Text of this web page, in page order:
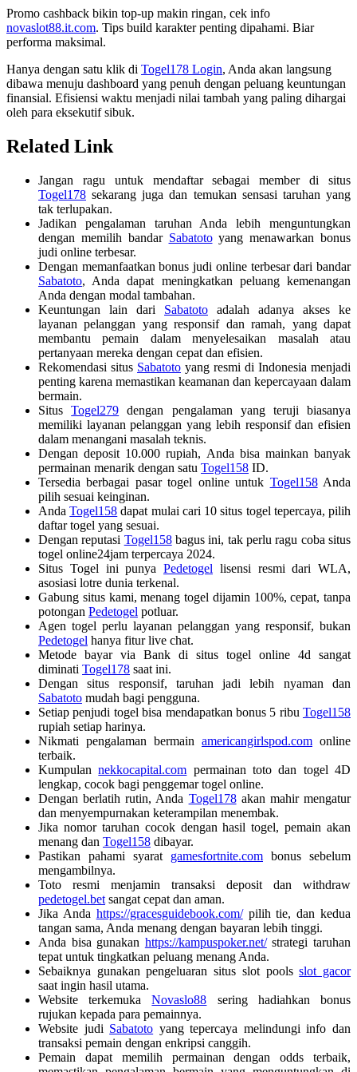
Promo cashback bikin top-up makin ringan, cek info
novaslot88.it.com. Tips build karakter penting dipahami. Biar
performa maksimal.
Hanya dengan satu klik di Togel178 Login, Anda akan langsung
dibawa menuju dashboard yang penuh dengan peluang keuntungan
finansial. Efisiensi waktu menjadi nilai tambah yang paling dihargai
oleh para eksekutif sibuk.
Related Link
Jangan ragu untuk mendaftar sebagai member di situs
Togel178 sekarang juga dan temukan sensasi taruhan yang
tak terlupakan.
Jadikan pengalaman taruhan Anda lebih menguntungkan
dengan memilih bandar Sabatotoyang menawarkan bonus
judi online terbesar.
Dengan memanfaatkan bonus judi online terbesar dari bandar
Sabatoto, Anda dapat meningkatkan peluang kemenangan
Anda dengan modal tambahan.
Keuntungan lain dari Sabatoto adalah adanya akses ke
layanan pelanggan yang responsif dan ramah, yang dapat
membantu pemain dalam menyelesaikan masalah atau
pertanyaan mereka dengan cepat dan efisien.
Rekomendasi situs Sabatoto yang resmi di Indonesia menjadi
penting karena memastikan keamanan dan kepercayaan dalam
bermain.
SitusTogel279 dengan pengalaman yang teruji biasanya
memiliki layanan pelanggan yang lebih responsif dan efisien
dalam menangani masalah teknis.
Dengan deposit 10.000 rupiah, Anda bisa mainkan banyak
permainan menarik dengan satu Togel158 ID.
Tersedia berbagai pasar togel online untuk Togel158Anda
pilih sesuai keinginan.
AndaTogel158 dapat mulai cari 10 situs togel tepercaya, pilih
daftar togel yang sesuai.
Dengan reputasi Togel158bagus ini, tak perlu ragu coba situs
togel online24jam terpercaya 2024.
Situs Togel ini punya Pedetogel lisensi resmi dari WLA,
asosiasi lotre dunia terkenal.
Gabung situs kami, menang togel dijamin 100%, cepat, tanpa
potongan Pedetogel potluar.
Agen togel perlu layanan pelanggan yang responsif, bukan
Pedetogel hanya fitur live chat.
Metode bayar via Bank di situs togel online 4d sangat
diminati Togel178 saat ini.
Dengan situs responsif, taruhan jadi lebih nyaman dan
Sabatoto mudah bagi pengguna.
Setiap penjudi togel bisa mendapatkan bonus 5 ribu Togel158
rupiah setiap harinya.
Nikmati pengalaman bermain americangirlspod.com online
terbaik.
Kumpulannekkocapital.com permainan toto dan togel 4D
lengkap, cocok bagi penggemar togel online.
Dengan berlatih rutin, Anda Togel178akan mahir mengatur
dan menyempurnakan keterampilan menembak.
Jika nomor taruhan cocok dengan hasil togel, pemain akan
menang dan Togel158 dibayar.
Pastikan pahami syarat gamesfortnite.com bonus sebelum
mengambilnya.
Toto resmi menjamin transaksi deposit dan withdraw
pedetogel.bet sangat cepat dan aman.
Jika Anda https://gracesguidebook.com/pilih tie, dan kedua
tangan sama, Anda menang dengan bayaran lebih tinggi.
Anda bisa gunakan https://kampuspoker.net/strategi taruhan
tepat untuk tingkatkan peluang menang Anda.
Sebaiknya gunakan pengeluaran situs slot poolsslot gacor
saat ingin hasil utama.
Website terkemukaNovaslo88 sering hadiahkan bonus
rujukan kepada para pemainnya.
Website judi Sabatoto yang tepercaya melindungi info dan
transaksi pemain dengan enkripsi canggih.
Pemain dapat memilih permainan dengan odds terbaik,